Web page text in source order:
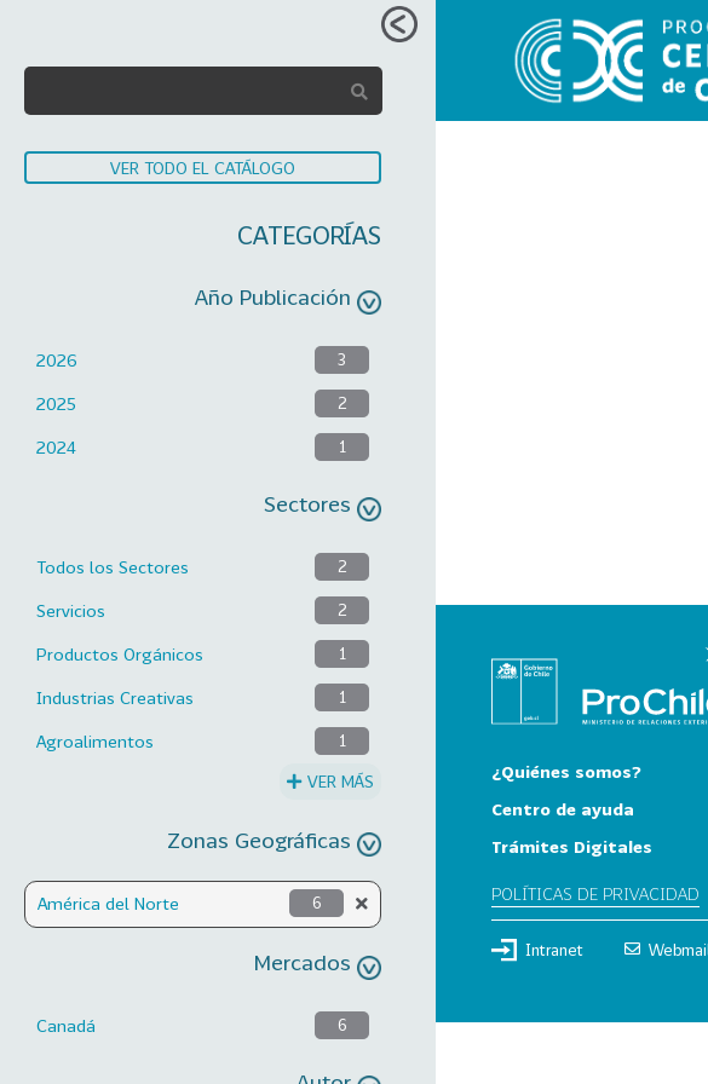
VER TODO EL CATÁLOGO
CATEGORÍAS
Año Publicación
2026 3
2025 2
2024 1
Sectores
Todos los Sectores 2
Servicios 2
Productos Orgánicos 1
Industrias Creativas 1
Agroalimentos 1
VER MÁS
Zonas Geográficas
América del Norte 6
Mercados
Canadá 6
¿Quiénes somos?
Centro de ayuda
Trámites Digitales
POLÍTICAS DE PRIVACIDAD
Intranet Webmail